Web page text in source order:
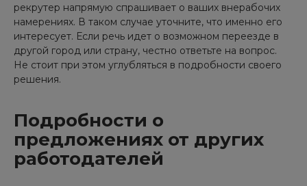
рекрутер напрямую спрашивает о ваших внерабочих
намерениях. В таком случае уточните, что именно его
интересует. Если речь идет о возможном переезде в
другой город или страну, честно ответьте на вопрос.
Не стоит при этом углубляться в подробности своего
решения.
Подробности о
предложениях от других
работодателей